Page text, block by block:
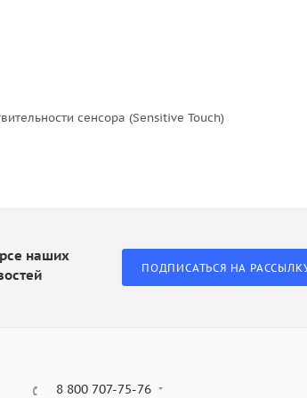
сенсора (Sensitive Touch)
наших
ПОДПИСАТЬСЯ НА
8 800 707-75-76